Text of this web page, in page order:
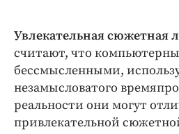
Увлекательная сюжетная
считают, что
бессмысленными,
незамысловатого
реальности они могут
привлекательной